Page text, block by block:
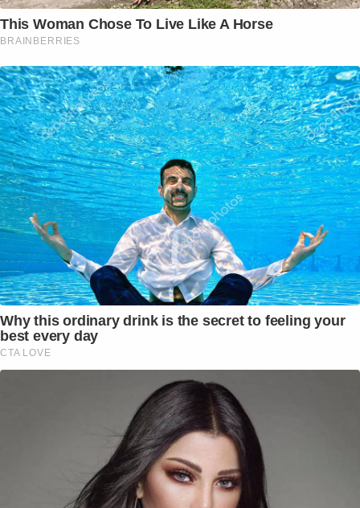
This Woman Chose To Live Like A Horse
BRAINBERRIES
Why this ordinary drink is the secret to feeling your
best every day
CTA LOVE